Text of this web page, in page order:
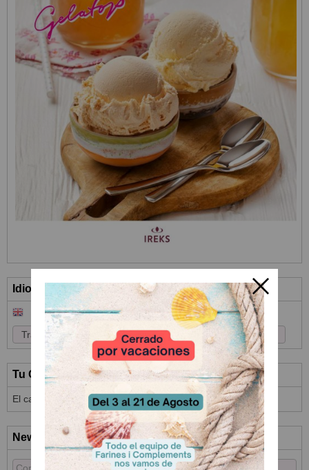
Idioma
Tu Carrito (0)
El carrito de la compra está vacío
Newsletter